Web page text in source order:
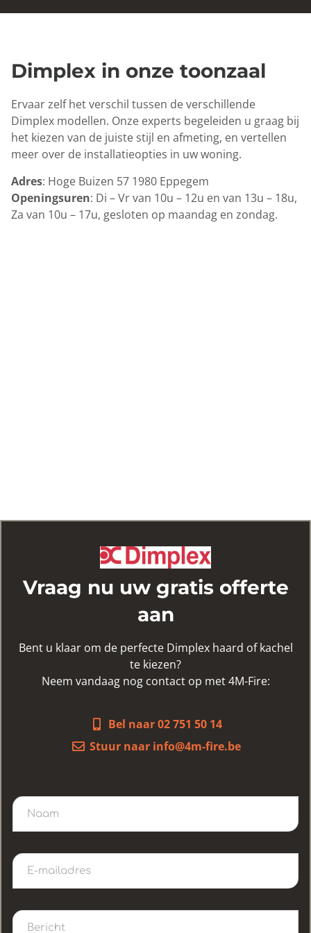
Dimplex in onze toonzaal
Ervaar zelf het verschil tussen de verschillende
Dimplex modellen. Onze experts begeleiden u graag bij
het kiezen van de juiste stijl en afmeting, en vertellen
meer over de installatieopties in uw woning.
Adres: Hoge Buizen 57 1980 Eppegem
Openingsuren: Di – Vr van 10u – 12u en van 13u – 18u,
Za van 10u – 17u, gesloten op maandag en zondag.
Vraag nu uw gratis offerte
aan
Bent u klaar om de perfecte Dimplex haard of kachel
te kiezen?
Neem vandaag nog contact op met 4M-Fire:
Bel naar 02 751 50 14
Stuur naar info@4m-fire.be